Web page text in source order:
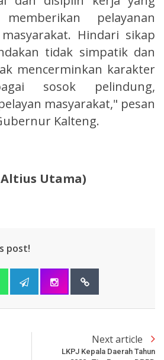
pelayanan
Hindari sikap
tidak simpatik dan
mencerminkan karakter
sosok pelindung,
masyarakat," pesan
Kalteng.
Utama)
post!
Next article
LKPJ Kepala Daerah Tahun